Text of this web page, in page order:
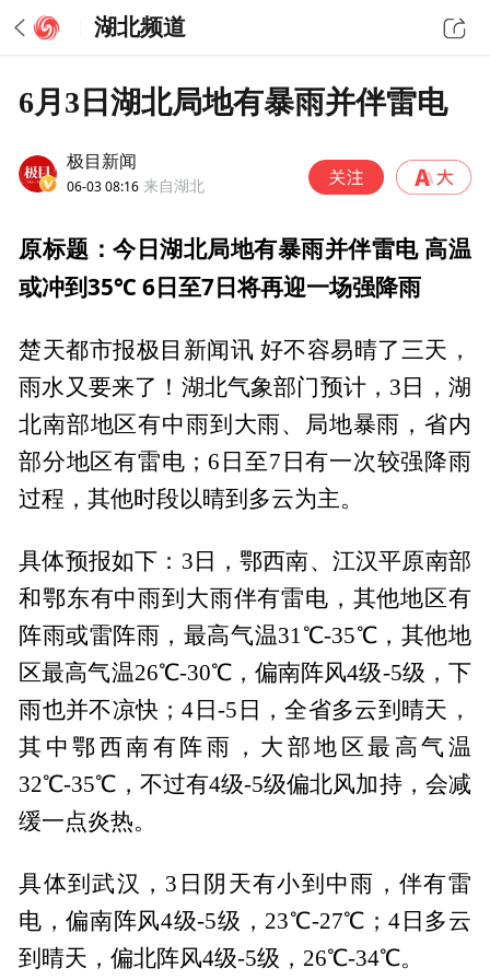
湖北频道
6月3日湖北局地有暴雨并伴雷电
极目新闻
06-03 08:16 来自湖北
原标题：今日湖北局地有暴雨并伴雷电 高温
或冲到35℃ 6日至7日将再迎一场强降雨
楚天都市报极目新闻讯 好不容易晴了三天，
雨水又要来了！湖北气象部门预计，3日，湖
北南部地区有中雨到大雨、局地暴雨，省内
部分地区有雷电；6日至7日有一次较强降雨
过程，其他时段以晴到多云为主。
具体预报如下：3日，鄂西南、江汉平原南部
和鄂东有中雨到大雨伴有雷电，其他地区有
阵雨或雷阵雨，最高气温31℃-35℃，其他地
区最高气温26℃-30℃，偏南阵风4级-5级，下
雨也并不凉快；4日-5日，全省多云到晴天，
其中鄂西南有阵雨，大部地区最高气温
32℃-35℃，不过有4级-5级偏北风加持，会减
缓一点炎热。
具体到武汉，3日阴天有小到中雨，伴有雷
电，偏南阵风4级-5级，23℃-27℃；4日多云
到晴天，偏北阵风4级-5级，26℃-34℃。